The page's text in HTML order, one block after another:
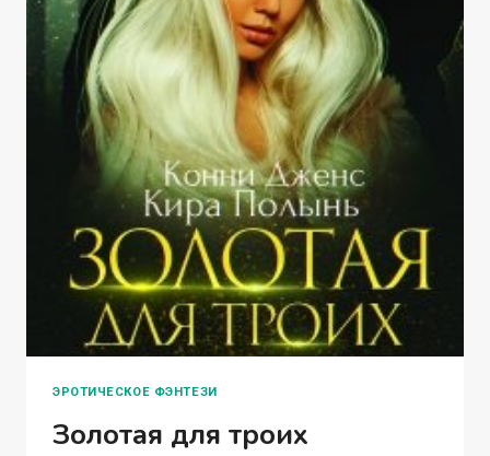
ЭРОТИЧЕСКОЕ ФЭНТЕЗИ
Золотая для троих